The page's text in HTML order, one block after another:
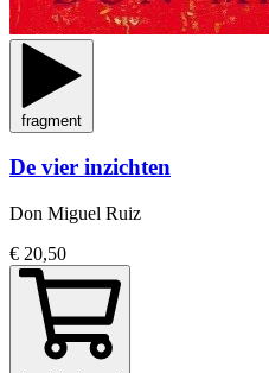
fragment
De vier inzichten
Don Miguel Ruiz
€ 20,50